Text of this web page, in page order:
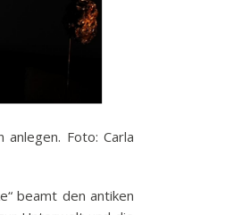
anlegen. Foto: Carla
beamt den antiken